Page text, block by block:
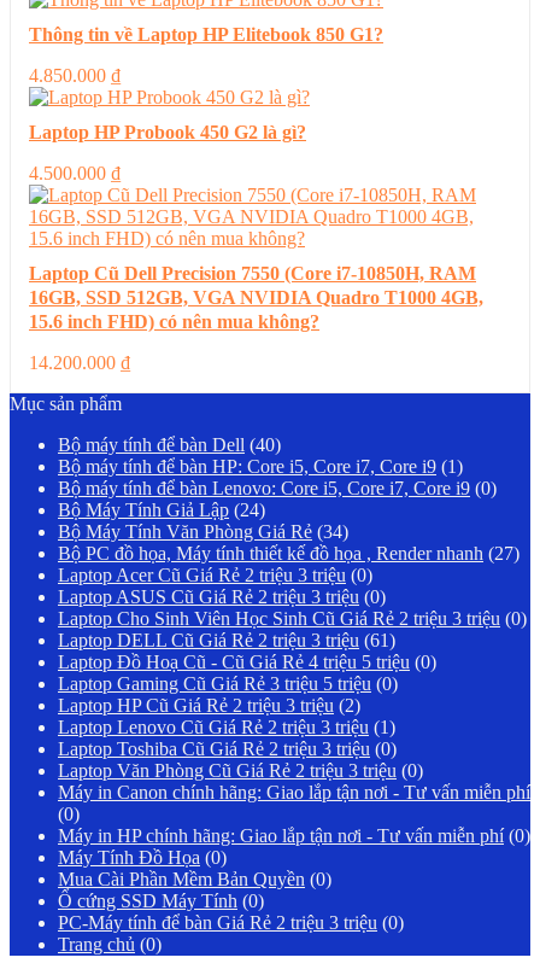
Thông tin về Laptop HP Elitebook 850 G1?
4.850.000 ₫
Laptop HP Probook 450 G2 là gì?
4.500.000 ₫
Laptop Cũ Dell Precision 7550 (Core i7-10850H, RAM
16GB, SSD 512GB, VGA NVIDIA Quadro T1000 4GB,
15.6 inch FHD) có nên mua không?
14.200.000 ₫
Mục sản phẩm
Bộ máy tính để bàn Dell (40)
Bộ máy tính để bàn HP: Core i5, Core i7, Core i9 (1)
Bộ máy tính để bàn Lenovo: Core i5, Core i7, Core i9 (0)
Bộ Máy Tính Giả Lập (24)
Bộ Máy Tính Văn Phòng Giá Rẻ (34)
Bộ PC đồ họa, Máy tính thiết kế đồ họa , Render nhanh (27)
Laptop Acer Cũ Giá Rẻ 2 triệu 3 triệu (0)
Laptop ASUS Cũ Giá Rẻ 2 triệu 3 triệu (0)
Laptop Cho Sinh Viên Học Sinh Cũ Giá Rẻ 2 triệu 3 triệu (0)
Laptop DELL Cũ Giá Rẻ 2 triệu 3 triệu (61)
Laptop Đồ Hoạ Cũ - Cũ Giá Rẻ 4 triệu 5 triệu (0)
Laptop Gaming Cũ Giá Rẻ 3 triệu 5 triệu (0)
Laptop HP Cũ Giá Rẻ 2 triệu 3 triệu (2)
Laptop Lenovo Cũ Giá Rẻ 2 triệu 3 triệu (1)
Laptop Toshiba Cũ Giá Rẻ 2 triệu 3 triệu (0)
Laptop Văn Phòng Cũ Giá Rẻ 2 triệu 3 triệu (0)
Máy in Canon chính hãng: Giao lắp tận nơi - Tư vấn miễn phí
(0)
Máy in HP chính hãng: Giao lắp tận nơi - Tư vấn miễn phí (0)
Máy Tính Đồ Họa (0)
Mua Cài Phần Mềm Bản Quyền (0)
Ổ cứng SSD Máy Tính (0)
PC-Máy tính để bàn Giá Rẻ 2 triệu 3 triệu (0)
Trang chủ (0)